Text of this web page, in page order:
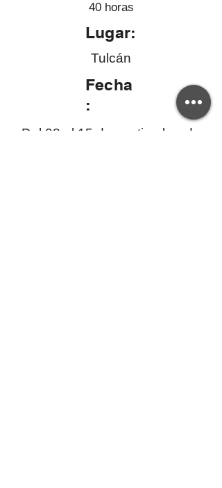
40 horas
Lugar:
Tulcán
Fecha
:
Del 08 al 15 de septiembre de